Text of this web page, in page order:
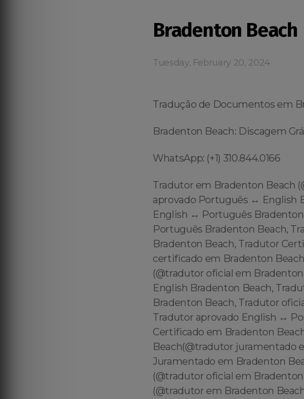
Bradenton Beach
Tuesday, February 20, 2024
Tradução de Documentos em
Bradenton Beach: Discagem
WhatsApp: (+1) 310.844.0166
Tradutor em Bradenton Beach
aprovado Português ↔️ English
English ↔️ Português
Português Bradenton Beach,
Bradenton Beach, Tradutor
certificado em Bradenton
(@tradutor oficial em
English Bradenton Beach,
Bradenton Beach, Tradutor
Tradutor aprovado English ↔️
Certificado em Bradenton
Beach(@tradutor juramentado
Juramentado em Bradenton
(@tradutor oficial em
(@tradutor em Bradenton